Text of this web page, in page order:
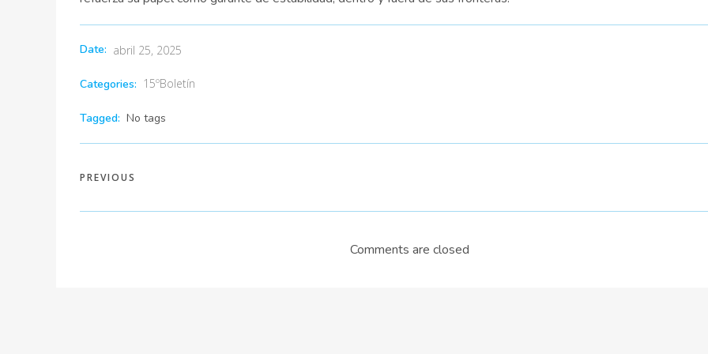
Date: abril 25, 2025
Categories: 15ºBoletín
Tagged: No tags
PREVIOUS
Comments are closed